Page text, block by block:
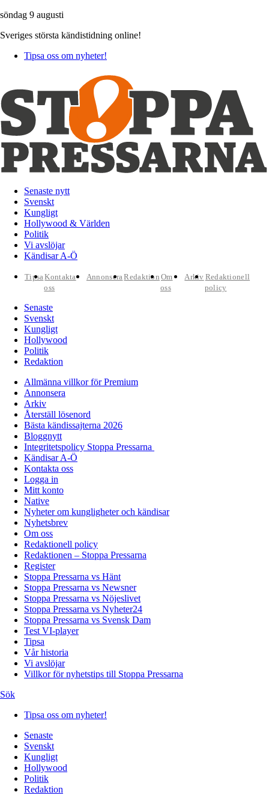
söndag 9 augusti
Sveriges största kändistidning online!
Tipsa oss om nyheter!
Senaste nytt
Svenskt
Kungligt
Hollywood & Världen
Politik
Vi avslöjar
Kändisar A-Ö
TipsaKontakta
oss
AnnonseraRedaktion Om
oss
Arkiv Redaktionell
policy
Senaste
Svenskt
Kungligt
Hollywood
Politik
Redaktion
Allmänna villkor för Premium
Annonsera
Arkiv
Återställ lösenord
Bästa kändissajterna 2026
Bloggnytt
Integritetspolicy Stoppa Pressarna
Kändisar A-Ö
Kontakta oss
Logga in
Mitt konto
Native
Nyheter om kungligheter och kändisar
Nyhetsbrev
Om oss
Redaktionell policy
Redaktionen – Stoppa Pressarna
Register
Stoppa Pressarna vs Hänt
Stoppa Pressarna vs Newsner
Stoppa Pressarna vs Nöjeslivet
Stoppa Pressarna vs Nyheter24
Stoppa Pressarna vs Svensk Dam
Test VI-player
Tipsa
Vår historia
Vi avslöjar
Villkor för nyhetstips till Stoppa Pressarna
Sök
Tipsa oss om nyheter!
Senaste
Svenskt
Kungligt
Hollywood
Politik
Redaktion